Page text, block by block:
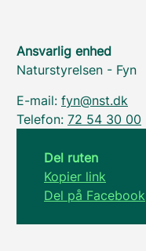
Ansvarlig enhed
Naturstyrelsen - Fyn
E-mail: fyn@nst.dk
Telefon: 72 54 30 00
Del ruten
Kopier link
Del på Facebook